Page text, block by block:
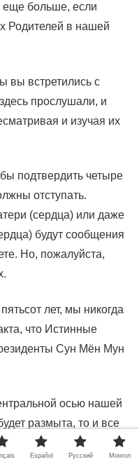
еще больше, если
Родителей в нашей
вы встретились с
прослушали, и
и изучая их
подтвердить четыре
отступать.
(сердца) или даже
будут сообщения
Но, пожалуйста,
лет, мы никогда
что Истинные
Сун Мён Мун
осью нашей
размыта, то и все
Я считаю, что
Español Pусский Монгол